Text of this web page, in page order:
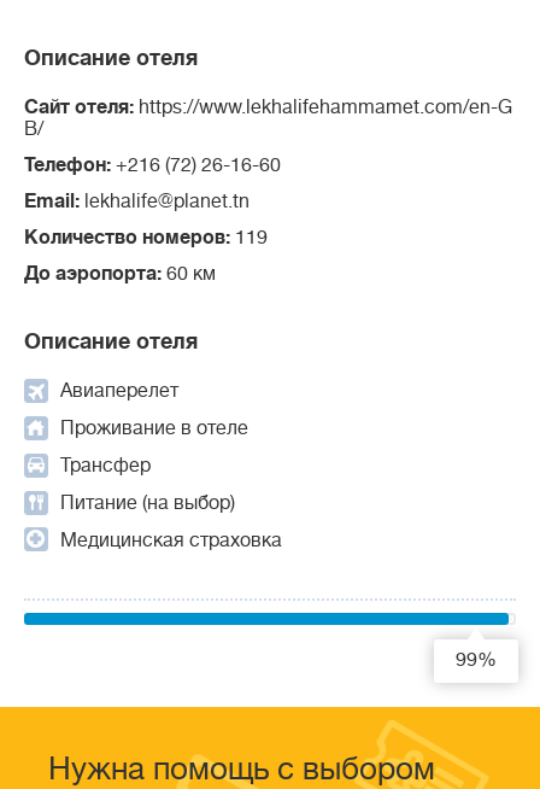
Описание отеля
Сайт отеля: https://www.lekhalifehammamet.com/en-G
B/
Телефон: +216 (72) 26-16-60
Email: lekhalife@planet.tn
Количество номеров: 119
До аэропорта: 60 км
Описание отеля
Авиаперелет
Проживание в отеле
Трансфер
Питание (на выбор)
Медицинская страховка
99%
Нужна помощь с выбором